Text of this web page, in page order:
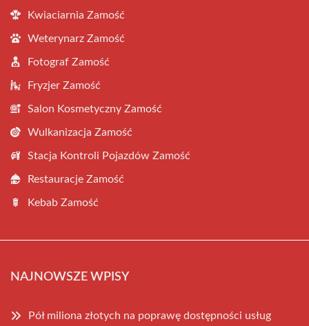
Kwiaciarnia Zamość
Weterynarz Zamość
Fotograf Zamość
Fryzjer Zamość
Salon Kosmetyczny Zamość
Wulkanizacja Zamość
Stacja Kontroli Pojazdów Zamość
Restauracje Zamość
Kebab Zamość
NAJNOWSZE WPISY
Pół miliona złotych na poprawę dostępności usług